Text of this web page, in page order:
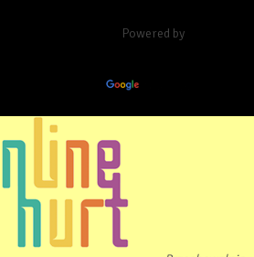
Powered by